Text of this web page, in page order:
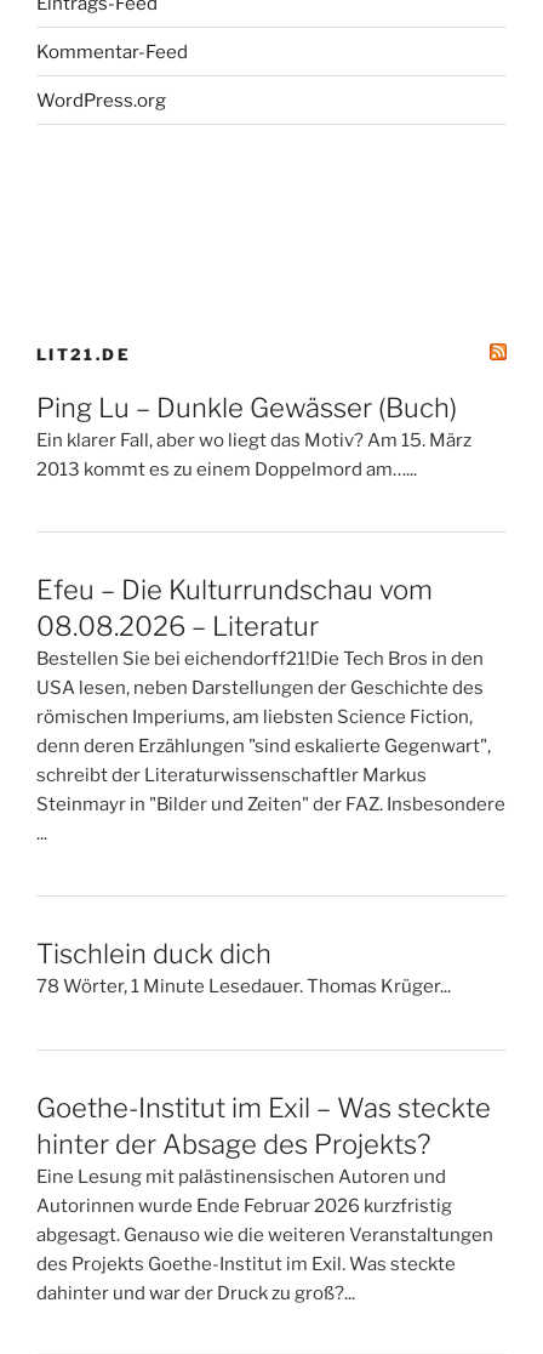
Kommentar-Feed
WordPress.org
LIT21.DE
Ping Lu – Dunkle Gewässer (Buch)
Ein klarer Fall, aber wo liegt das Motiv? Am 15. März
2013 kommt es zu einem Doppelmord am…...
Efeu – Die Kulturrundschau vom
08.08.2026 – Literatur
Bestellen Sie bei eichendorff21!Die Tech Bros in den
USA lesen, neben Darstellungen der Geschichte des
römischen Imperiums, am liebsten Science Fiction,
denn deren Erzählungen "sind eskalierte Gegenwart",
schreibt der Literaturwissenschaftler Markus
Steinmayr in "Bilder und Zeiten" der FAZ. Insbesondere
...
Tischlein duck dich
78 Wörter, 1 Minute Lesedauer. Thomas Krüger...
Goethe-Institut im Exil – Was steckte
hinter der Absage des Projekts?
Eine Lesung mit palästinensischen Autoren und
Autorinnen wurde Ende Februar 2026 kurzfristig
abgesagt. Genauso wie die weiteren Veranstaltungen
des Projekts Goethe-Institut im Exil. Was steckte
dahinter und war der Druck zu groß?...